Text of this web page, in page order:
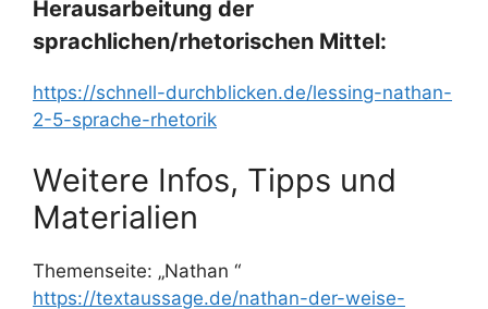
Herausarbeitung der
sprachlichen/rhetorischen Mittel:
https://schnell-durchblicken.de/lessing-nathan-
2-5-sprache-rhetorik
Weitere Infos, Tipps und
Materialien
Themenseite: „Nathan “
https://textaussage.de/nathan-der-weise-